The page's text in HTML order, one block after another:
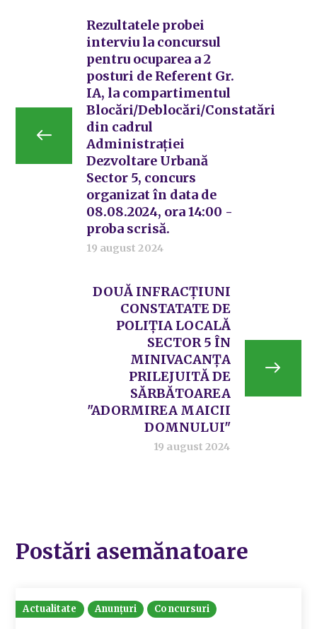
Rezultatele probei
interviu la concursul
pentru ocuparea a 2
posturi de Referent Gr.
IA, la compartimentul
Blocări/Deblocări/Constatări
din cadrul
Administrației
Dezvoltare Urbană
Sector 5, concurs
organizat în data de
08.08.2024, ora 14:00 -
proba scrisă.
19 august 2024
DOUĂ INFRACȚIUNI
CONSTATATE DE
POLIȚIA LOCALĂ
SECTOR 5 ÎN
MINIVACANȚA
PRILEJUITĂ DE
SĂRBĂTOAREA
"ADORMIREA MAICII
DOMNULUI"
19 august 2024
Postări asemănatoare
Actualitate Anunțuri Concursuri